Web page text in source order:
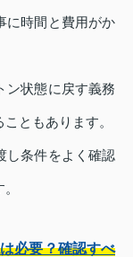
に時間と費用がか
ン状態に戻す義務
ともあります。
し条件をよく確認
必要？確認すべ